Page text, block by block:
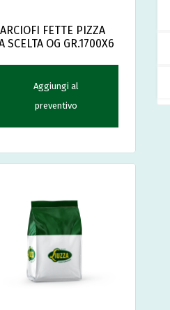
FETTE PIZZA
SCELTA OG GR.1700X6
Aggiungi al
preventivo